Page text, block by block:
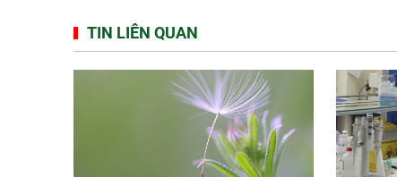
TIN LIÊN QUAN